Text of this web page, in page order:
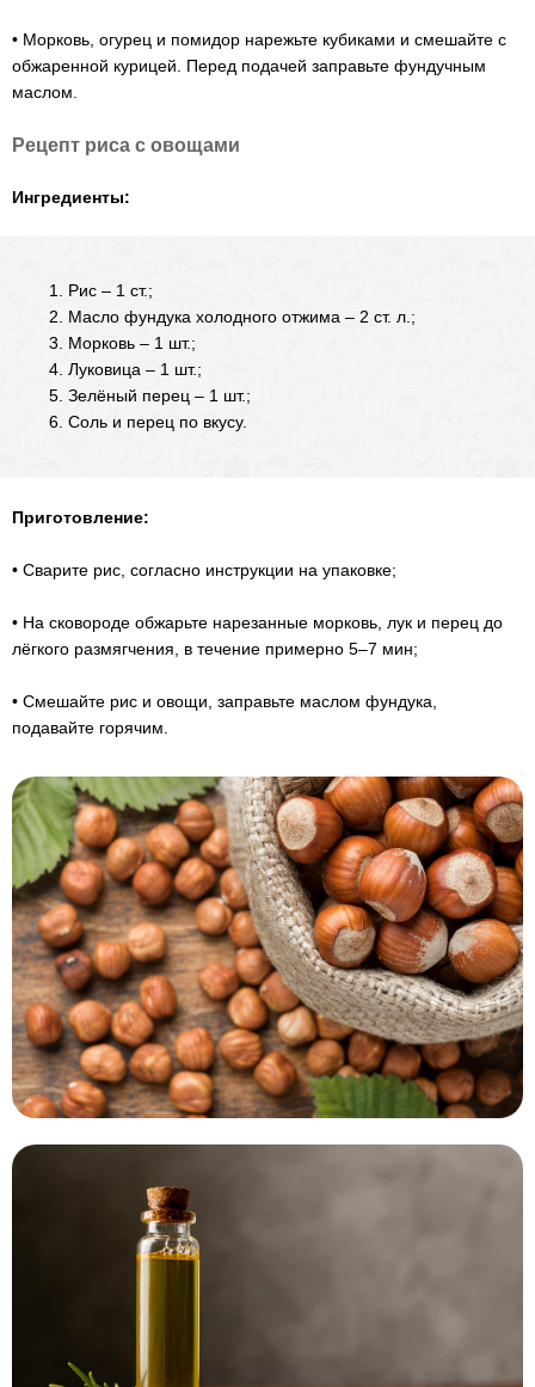
• Морковь, огурец и помидор нарежьте кубиками и смешайте с
обжаренной курицей. Перед подачей заправьте фундучным
маслом.
Рецепт риса с овощами
Ингредиенты:
Рис – 1 ст.;
Масло фундука холодного отжима – 2 ст. л.;
Морковь – 1 шт.;
Луковица – 1 шт.;
Зелёный перец – 1 шт.;
Соль и перец по вкусу.
Приготовление:
• Сварите рис, согласно инструкции на упаковке;
• На сковороде обжарьте нарезанные морковь, лук и перец до
лёгкого размягчения, в течение примерно 5–7 мин;
• Смешайте рис и овощи, заправьте маслом фундука,
подавайте горячим.